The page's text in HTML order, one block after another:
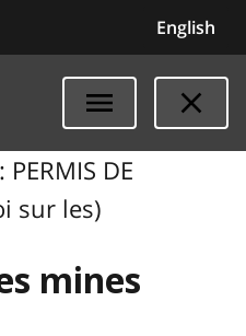
English
DE
sur les)
mines